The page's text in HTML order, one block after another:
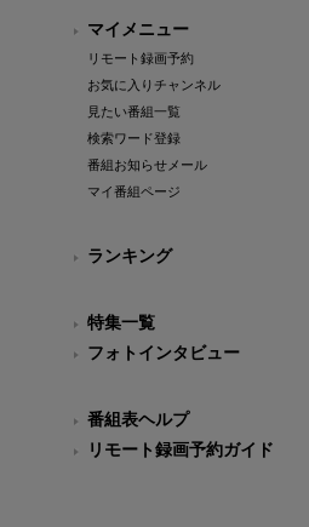
マイメニュー
リモート録画予約
お気に入りチャンネル
見たい番組一覧
検索ワード登録
番組お知らせメール
マイ番組ページ
ランキング
特集一覧
フォトインタビュー
番組表ヘルプ
リモート録画予約ガイド